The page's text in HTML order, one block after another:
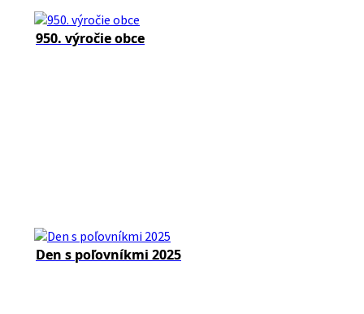
950. výročie obce
Den s poľovníkmi 2025